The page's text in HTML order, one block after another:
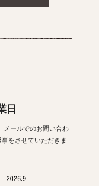
日
メールでのお問い合わ
をさせていただきま